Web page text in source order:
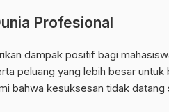
Profesional
dampak positif bagi
peluang yang lebih besar
bahwa kesuksesan tidak